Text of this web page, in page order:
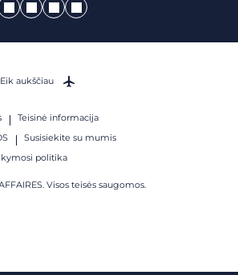
Teisinė informacija
Susisiekite su mumis
politika
Visos teisės saugomos.
Eik aukščiau